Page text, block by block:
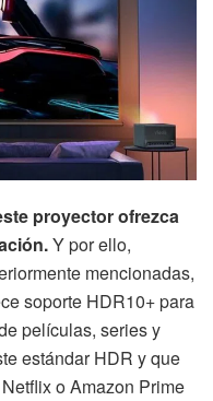
proyector ofrezca
Y por ello,
mencionadas,
soporte HDR10+ para
películas, series y
estándar HDR y que
o Amazon Prime